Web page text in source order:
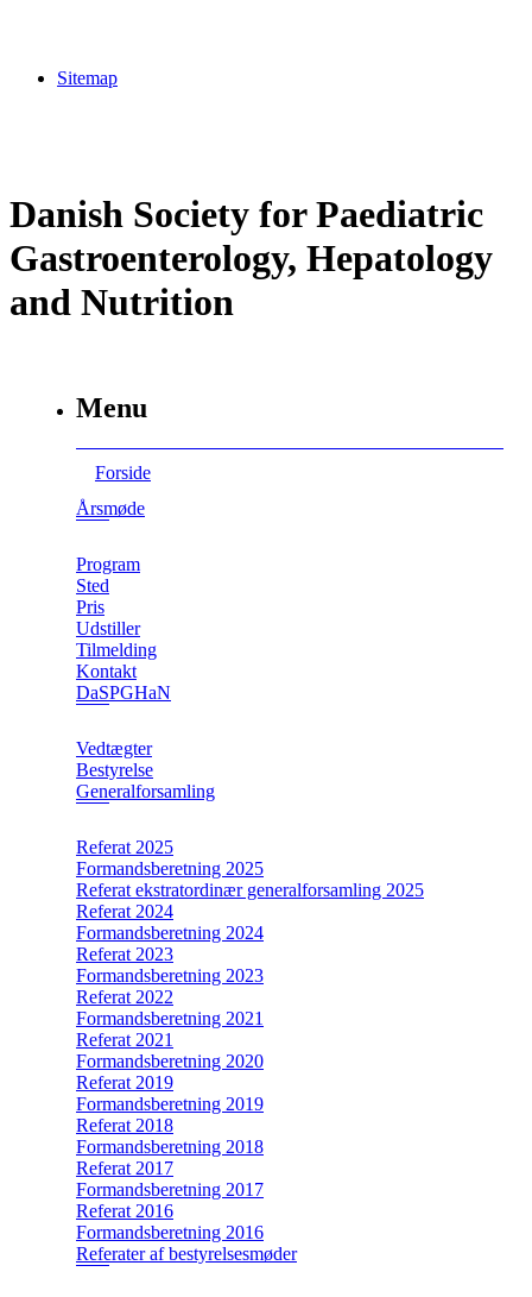
Sitemap
Danish Society for Paediatric
Gastroenterology, Hepatology
and Nutrition
Menu
Forside
Årsmøde
Program
Sted
Pris
Udstiller
Tilmelding
Kontakt
DaSPGHaN
Vedtægter
Bestyrelse
Generalforsamling
Referat 2025
Formandsberetning 2025
Referat ekstratordinær generalforsamling 2025
Referat 2024
Formandsberetning 2024
Referat 2023
Formandsberetning 2023
Referat 2022
Formandsberetning 2021
Referat 2021
Formandsberetning 2020
Referat 2019
Formandsberetning 2019
Referat 2018
Formandsberetning 2018
Referat 2017
Formandsberetning 2017
Referat 2016
Formandsberetning 2016
Referater af bestyrelsesmøder